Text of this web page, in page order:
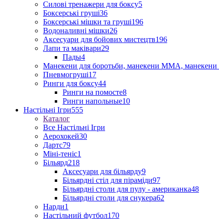
Силові тренажери для боксу5
Боксерські груші36
Боксерські мішки та груші196
Водоналивні мішки26
Аксесуари для бойових мистецтв196
Лапи та маківари29
Пады4
Манекени для боротьби, манекени ММА, манекени
Пневмогруші17
Ринги для боксу44
Ринги на помосте8
Ринги напольные10
Настільні Ігри555
Каталог
Все Настільні Ігри
Аерохокей30
Дартс79
Міні-теніс1
Більярд218
Аксесуари для більярду9
Більярдні стіл для піраміди97
Більярдні столи для пулу - американка48
Більярдні столи для снукера62
Нарди1
Настільний футбол170